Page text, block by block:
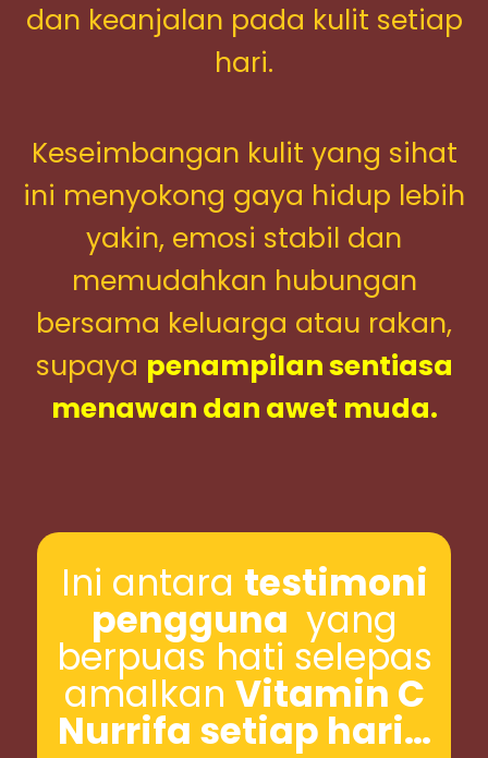
dan keanjalan pada kulit setiap
hari.
Keseimbangan kulit yang sihat
ini menyokong gaya hidup lebih
yakin, emosi stabil dan
memudahkan hubungan
bersama keluarga atau rakan,
supaya penampilan sentiasa
menawan dan awet muda.
Ini antara testimoni
pengguna yang
berpuas hati selepas
amalkan Vitamin C
Nurrifa setiap hari…